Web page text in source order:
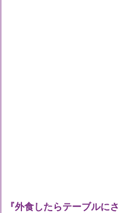
『外食したらテーブルに